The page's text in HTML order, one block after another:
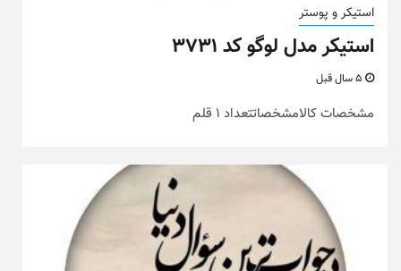
استیکر و پوستر
استیکر مدل لوگو کد ۳۷۳۱
مشخصات کالامشخصاتتعداد 1 قلم